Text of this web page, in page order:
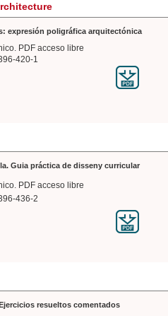
expresión poligráfica arquitectónica
PDF acceso libre
420-1
Guia práctica de disseny curricular
PDF acceso libre
436-2
resueltos comentados